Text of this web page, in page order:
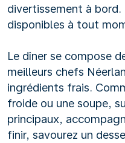
divertissement à
disponibles à tout
Le dîner se compose
meilleurs chefs
ingrédients frais.
froide ou une soupe,
principaux,
finir, savourez un